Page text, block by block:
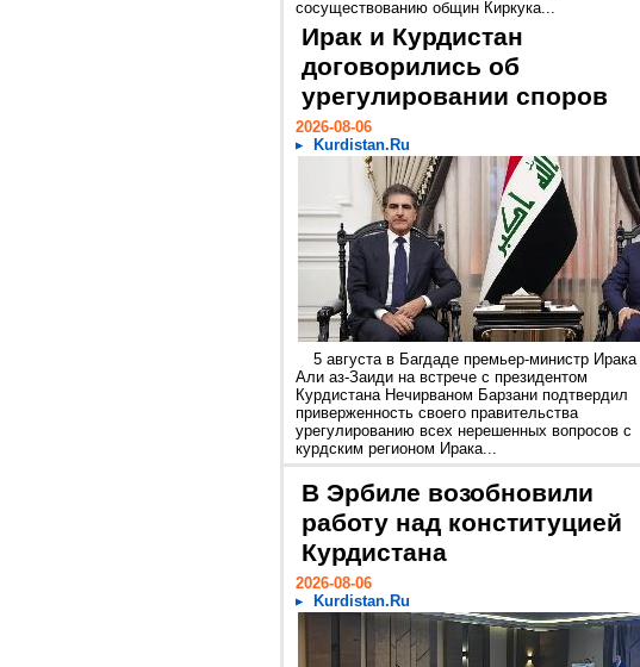
сосуществованию общин Киркука...
Ирак и Курдистан
договорились об
урегулировании споров
2026-08-06
Kurdistan.Ru
5 августа в Багдаде премьер-министр Ирака
Али аз-Заиди на встрече с президентом
Курдистана Нечирваном Барзани подтвердил
приверженность своего правительства
урегулированию всех нерешенных вопросов с
курдским регионом Ирака...
В Эрбиле возобновили
работу над конституцией
Курдистана
2026-08-06
Kurdistan.Ru